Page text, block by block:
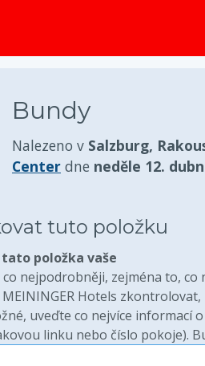
Bundy
Nalezeno v Salzburg,
Center dne neděle 12.
tuto položku
položka vaše
nejpodrobněji, zejména to,
Hotels
uveďte co nejvíce informací
linku nebo číslo pokoje).